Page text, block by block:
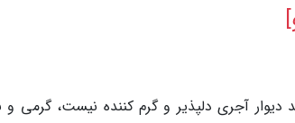
آجری دلپذیر و گرم کننده نیست، گرمی و